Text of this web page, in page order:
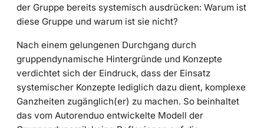
der Gruppe bereits systemisch ausdrücken: Warum ist
diese Gruppe und warum ist sie nicht?
Nach einem gelungenen Durchgang durch
gruppendynamische Hintergründe und Konzepte
verdichtet sich der Eindruck, dass der Einsatz
systemischer Konzepte lediglich dazu dient, komplexe
Ganzheiten zugänglich(er) zu machen. So beinhaltet
das vom Autorenduo entwickelte Modell der